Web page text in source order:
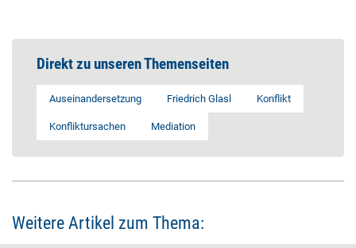
Direkt zu unseren Themenseiten
Auseinandersetzung Friedrich Glasl Konflikt
Konfliktursachen Mediation
Weitere Artikel zum Thema: